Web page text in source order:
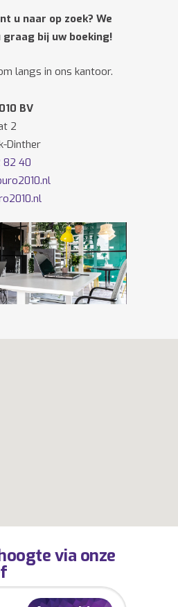
u naar op zoek? We
graag bij uw boeking!
langs in ons kantoor.
BV
2
Dinther
82 40
enTwitter
via onze